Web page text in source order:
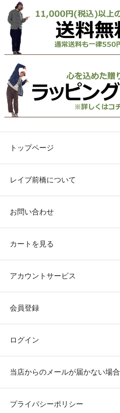
トップページ
レイブ前橋について
お問い合わせ
カートを見る
アカウントサービス
会員登録
ログイン
当店からのメールが届かない場合
プライバシーポリシー